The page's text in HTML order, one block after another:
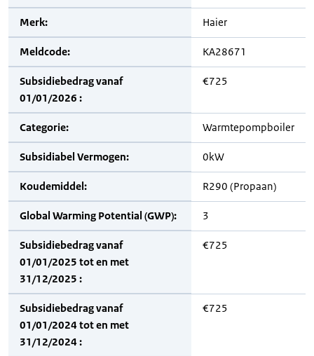
Merk: Haier
Meldcode: KA28671
Subsidiebedrag vanaf
01/01/2026 :
€725
Categorie: Warmtepompboiler
Subsidiabel Vermogen: 0kW
Koudemiddel: R290 (Propaan)
Global Warming Potential (GWP): 3
Subsidiebedrag vanaf
01/01/2025 tot en met
31/12/2025 :
€725
Subsidiebedrag vanaf
01/01/2024 tot en met
31/12/2024 :
€725